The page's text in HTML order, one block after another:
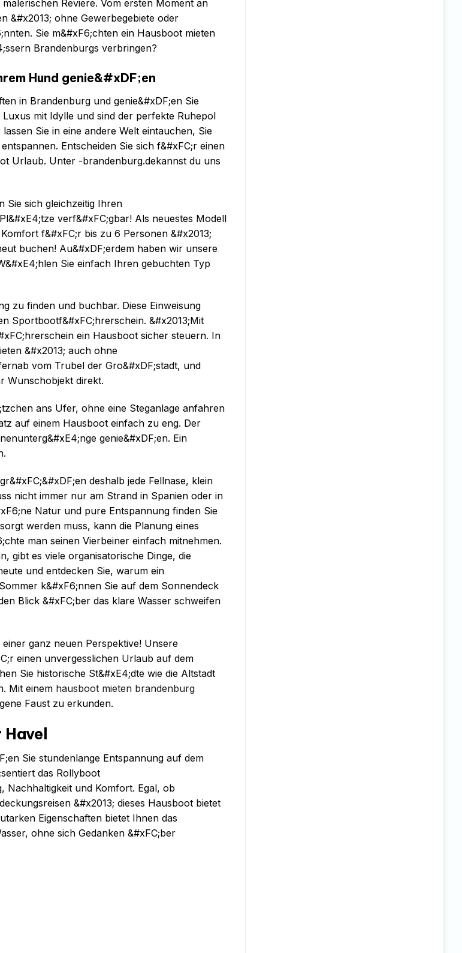
Reviere. Vom ersten Moment an
&#x2013; ohne Gewerbegebiete oder
Sie m&#xF6;chten ein Hausboot mieten
Brandenburgs verbringen?
Hund genie&#xDF;en
in Brandenburg und genie&#xDF;en Sie
mit Idylle und sind der perfekte Ruhepol
Sie in eine andere Welt eintauchen, Sie
Entscheiden Sie sich f&#xFC;r einen
Urlaub. Unter -brandenburg.dekannst du uns
Sie sich gleichzeitig Ihren
verf&#xFC;gbar! Als neuestes Modell
f&#xFC;r bis zu 6 Personen &#x2013;
buchen! Au&#xDF;erdem haben wir unsere
Sie einfach Ihren gebuchten Typ
zu finden und buchbar. Diese Einweisung
Sportbootf&#xFC;hrerschein. &#x2013;Mit
ein Hausboot sicher steuern. In
&#x2013; auch ohne
vom Trubel der Gro&#xDF;stadt, und
Wunschobjekt direkt.
ans Ufer, ohne eine Steganlage anfahren
auf einem Hausboot einfach zu eng. Der
genie&#xDF;en. Ein
deshalb jede Fellnase, klein
nicht immer nur am Strand in Spanien oder in
Natur und pure Entspannung finden Sie
werden muss, kann die Planung eines
man seinen Vierbeiner einfach mitnehmen.
gibt es viele organisatorische Dinge, die
und entdecken Sie, warum ein
k&#xF6;nnen Sie auf dem Sonnendeck
Blick &#xFC;ber das klare Wasser schweifen
ganz neuen Perspektive! Unsere
einen unvergesslichen Urlaub auf dem
Sie historische St&#xE4;dte wie die Altstadt
Mit einem hausboot mieten brandenburg
Faust zu erkunden.
Havel
Sie stundenlange Entspannung auf dem
das Rollyboot
Nachhaltigkeit und Komfort. Egal, ob
&#x2013; dieses Hausboot bietet
Eigenschaften bietet Ihnen das
ohne sich Gedanken &#xFC;ber